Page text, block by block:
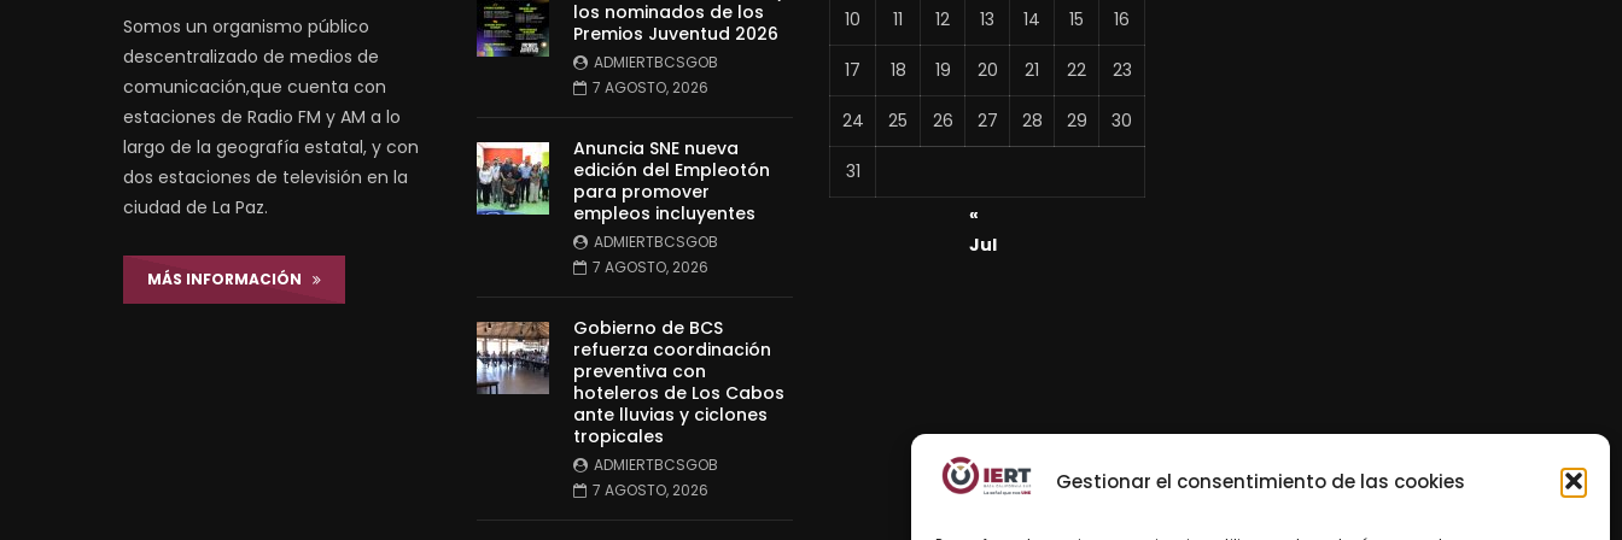
Gestionar el consentimiento de las cookies
Somos un organismo público
descentralizado de medios de
comunicación,que cuenta con
estaciones de Radio FM y AM a lo
largo de la geografía estatal, y con
dos estaciones de televisión en la
ciudad de La Paz.
MÁS INFORMACIÓN
los nominados de los
Premios Juventud 2026
ADMIERTBCSGOB
7 AGOSTO, 2026
Anuncia SNE nueva
edición del Empleotón
para promover
empleos incluyentes
ADMIERTBCSGOB
7 AGOSTO, 2026
Gobierno de BCS
refuerza coordinación
preventiva con
hoteleros de Los Cabos
ante lluvias y ciclones
tropicales
ADMIERTBCSGOB
7 AGOSTO, 2026
10 11 12 13 14 15 16
17 18 19 20 21 22 23
24 25 26 27 28 29 30
31
«
Jul